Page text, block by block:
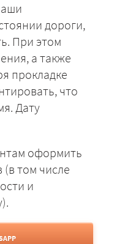
дороги,
При этом
а также
прокладке
что
Дату
оформить
том числе
и